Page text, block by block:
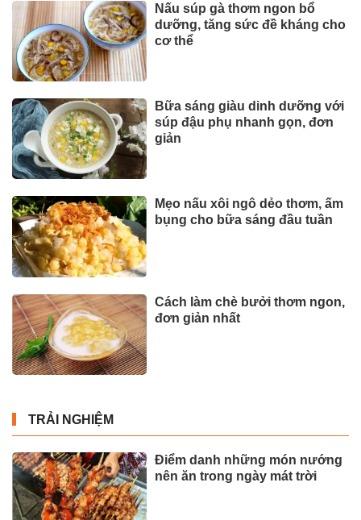
Nấu súp gà thơm ngon bổ
dưỡng, tăng sức đề kháng cho
cơ thể
Bữa sáng giàu dinh dưỡng với
súp đậu phụ nhanh gọn, đơn
giản
Mẹo nấu xôi ngô dẻo thơm, ấm
bụng cho bữa sáng đầu tuần
Cách làm chè bưởi thơm ngon,
đơn giản nhất
TRẢI NGHIỆM
Điểm danh những món nướng
nên ăn trong ngày mát trời